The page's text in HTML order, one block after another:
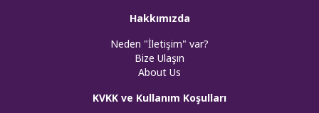
Hakkımızda
Neden "İletişim" var?
Bize Ulaşın
About Us
KVKK ve Kullanım Koşulları